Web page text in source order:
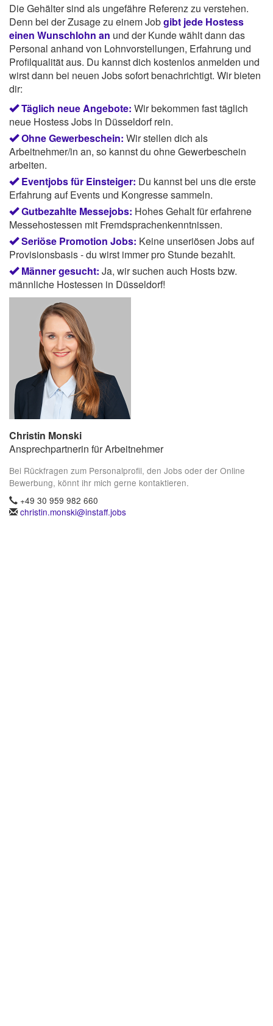
Die Gehälter sind als ungefähre Referenz zu verstehen.
Denn bei der Zusage zu einem Jobgibt jede Hostess
einen Wunschlohn an und der Kunde wählt dann das
Personal anhand von Lohnvorstellungen, Erfahrung und
Profilqualität aus. Du kannst dich kostenlos anmelden und
wirst dann bei neuen Jobs sofort benachrichtigt. Wir bieten
dir:
Täglich neue Angebote: Wir bekommen fast täglich
neue Hostess Jobs in Düsseldorf rein.
Ohne Gewerbeschein: Wir stellen dich als
Arbeitnehmer/in an, so kannst du ohne Gewerbeschein
arbeiten.
Eventjobs für Einsteiger: Du kannst bei uns die erste
Erfahrung auf Events und Kongresse sammeln.
Gutbezahlte Messejobs: Hohes Gehalt für erfahrene
Messehostessen mit Fremdsprachenkenntnissen.
Seriöse Promotion Jobs: Keine unseriösen Jobs auf
Provisionsbasis - du wirst immer pro Stunde bezahlt.
Männer gesucht: Ja, wir suchen auch Hosts bzw.
männliche Hostessen in Düsseldorf!
Christin Monski
Ansprechpartnerin für Arbeitnehmer
Bei Rückfragen zum Personalprofil, den Jobs oder der Online
Bewerbung, könnt ihr mich gerne kontaktieren.
+49 30 959 982 660
christin.monski@instaff.jobs